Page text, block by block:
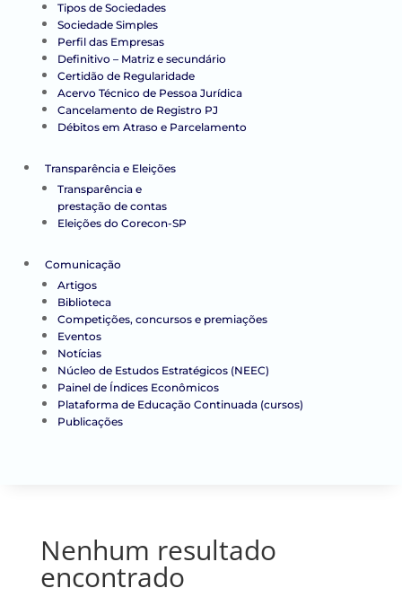
Tipos de Sociedades
Sociedade Simples
Perfil das Empresas
Definitivo – Matriz e secundário
Certidão de Regularidade
Acervo Técnico de Pessoa Jurídica
Cancelamento de Registro PJ
Débitos em Atraso e Parcelamento
Transparência e Eleições
Transparência e
prestação de contas
Eleições do Corecon-SP
Comunicação
Artigos
Biblioteca
Competições, concursos e premiações
Eventos
Notícias
Núcleo de Estudos Estratégicos (NEEC)
Painel de Índices Econômicos
Plataforma de Educação Continuada (cursos)
Publicações
Nenhum resultado
encontrado